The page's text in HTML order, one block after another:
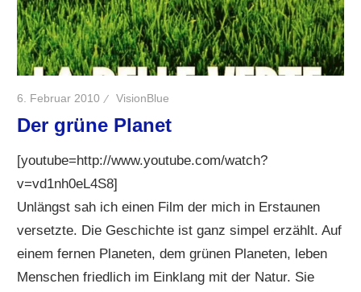
6. Februar 2010 VisionBlue
Der grüne Planet
[youtube=http://www.youtube.com/watch?
v=vd1nh0eL4S8]
Unlängst sah ich einen Film der mich in Erstaunen
versetzte. Die Geschichte ist ganz simpel erzählt. Auf
einem fernen Planeten, dem grünen Planeten, leben
Menschen friedlich im Einklang mit der Natur. Sie